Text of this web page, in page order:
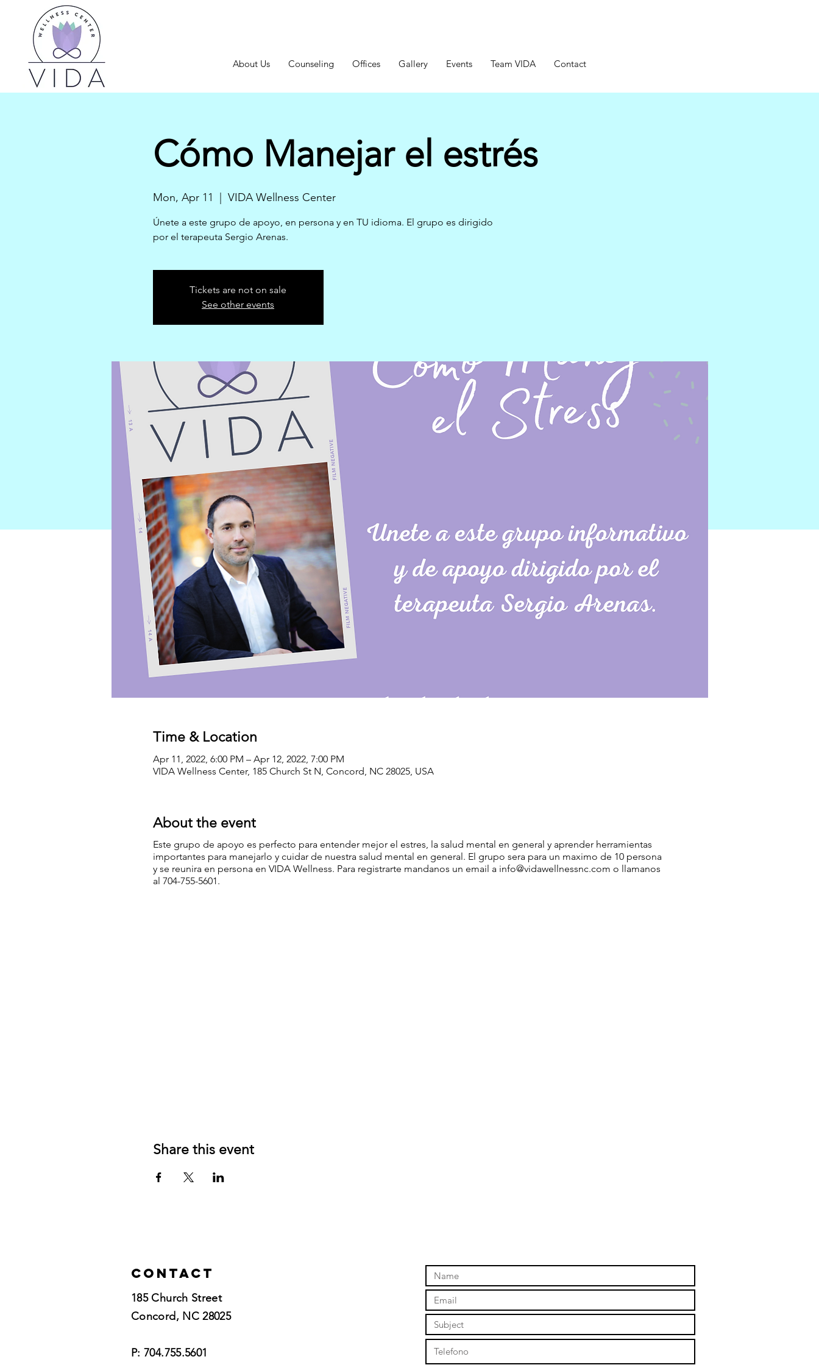
About Us Counseling Offices Gallery Events Team VIDA Contact
Cómo Manejar el estrés
Mon, Apr 11 VIDA Wellness Center
Únete a este grupo de apoyo, en persona y en TU idioma. El grupo es dirigido
por el terapeuta Sergio Arenas.
Tickets are not on sale
See other events
Time & Location
Apr 11, 2022, 6:00 PM – Apr 12, 2022, 7:00 PM
VIDA Wellness Center, 185 Church St N, Concord, NC 28025, USA
About the event
Este grupo de apoyo es perfecto para entender mejor el estres, la salud mental en general y aprender herramientas
importantes para manejarlo y cuidar de nuestra salud mental en general. El grupo sera para un maximo de 10 persona
y se reunira en persona en VIDA Wellness. Para registrarte mandanos un email a info@vidawellnessnc.com o llamanos
al 704-755-5601.
Share this event
Contact
185 Church Street
Concord, NC 28025​
P: 704.755.5601